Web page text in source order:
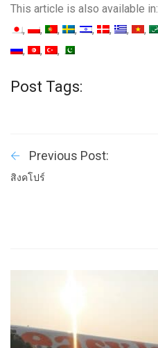
This article is also available in:
Post Tags:
Previous Post:
สิงคโปร์